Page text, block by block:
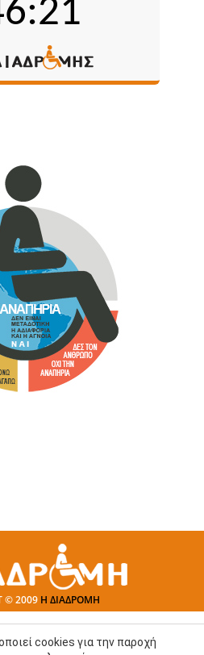
© 2009 Η ΔΙΑΔΡΟΜΗ
cookies για την παροχή